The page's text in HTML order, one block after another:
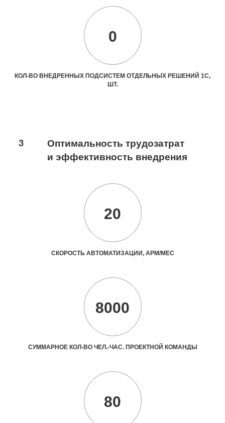
0
КОЛ-ВО ВНЕДРЕННЫХ ПОДСИСТЕМ ОТДЕЛЬНЫХ РЕШЕНИЙ 1С,
ШТ.
3
Оптимальность трудозатрат
и эффективность внедрения
20
СКОРОСТЬ АВТОМАТИЗАЦИИ, АРМ/МЕС
8000
СУММАРНОЕ КОЛ-ВО ЧЕЛ.-ЧАС. ПРОЕКТНОЙ КОМАНДЫ
80